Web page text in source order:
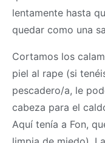
lentamente hasta
quedar como una
Cortamos los
piel al rape (si
pescadero/a, le
cabeza para el
Aquí tenía a Fon,